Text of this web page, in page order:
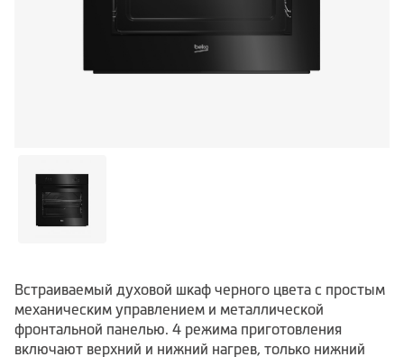
Встраиваемый духовой шкаф черного цвета с простым
механическим управлением и металлической
фронтальной панелью. 4 режима приготовления
включают верхний и нижний нагрев, только нижний